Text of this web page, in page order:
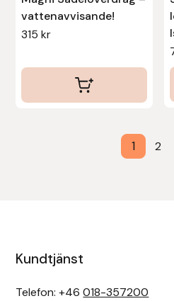
vattenavvisande!
315kr
1 2
Kundtjänst
Telefon: +46018-357200
TöltSaga
Trikem